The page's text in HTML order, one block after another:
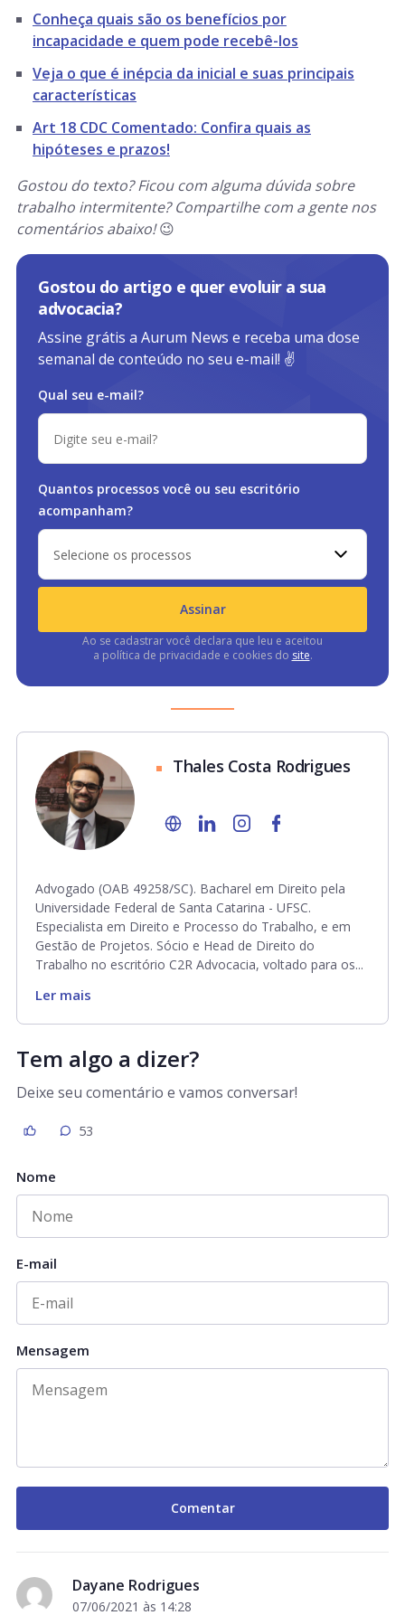
Conheça quais são os benefícios por
incapacidade e quem pode recebê-los
Veja o que é inépcia da inicial e suas principais
características
Art 18 CDC Comentado: Confira quais as
hipóteses e prazos!
Gostou do texto? Ficou com alguma dúvida sobre
trabalho intermitente? Compartilhe com a gente nos
comentários abaixo!😉
Gostou do artigo e quer evoluir a sua
advocacia?
Assine grátis a Aurum News e receba uma dose
semanal de conteúdo no seu e-mail! ✌️
Qual seu e-mail?
Quantos processos você ou seu escritório
acompanham?
Selecione os processos
Assinar
Ao se cadastrar você declara que leu e aceitou
a política de privacidade e cookies do site.
Thales Costa Rodrigues
Advogado (OAB 49258/SC). Bacharel em Direito pela
Universidade Federal de Santa Catarina - UFSC.
Especialista em Direito e Processo do Trabalho, e em
Gestão de Projetos. Sócio e Head de Direito do
Trabalho no escritório C2R Advocacia, voltado para os...
Ler mais
Tem algo a dizer?
Deixe seu comentário e vamos conversar!
53
Nome
E-mail
Mensagem
Dayane Rodrigues
07/06/2021 às 14:28